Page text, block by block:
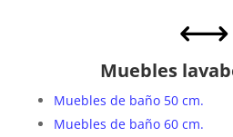
,
Muebles
Muebles de baño 50 cm.
Muebles de baño 60 cm.